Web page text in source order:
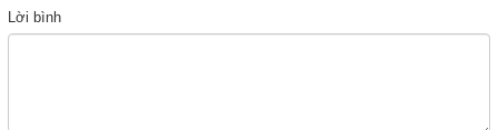
Lời bình